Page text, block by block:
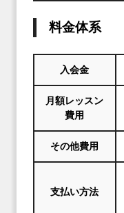
料金体系
入会金
月額レッスン
費用
その他費用
支払い方法